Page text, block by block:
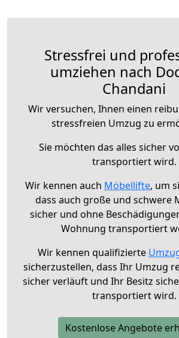
Stressfrei und
umziehen nach
Chandani
Wir versuchen, Ihnen einen
stressfreien Umzug zu
Sie möchten das alles sicher
transportiert wird.
Wir kennen auch Möbellifte, um
dass auch große und schwere
sicher und ohne
Wohnung transportiert
Wir kennen qualifizierte
sicherzustellen, dass Ihr Umzug
sicher verläuft und Ihr Besitz
transportiert wird.
Kostenlose Angebote